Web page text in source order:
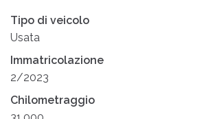
Tipo di veicolo
Usata
Immatricolazione
2/2023
Chilometraggio